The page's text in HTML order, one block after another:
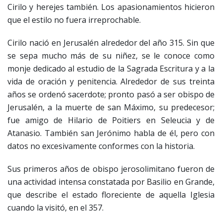
Cirilo y herejes también. Los apasionamientos hicieron
que el estilo no fuera irreprochable.
Cirilo nació en Jerusalén alrededor del año 315. Sin que
se sepa mucho más de su niñez, se le conoce como
monje dedicado al estudio de la Sagrada Escritura y a la
vida de oración y penitencia. Alrededor de sus treinta
años se ordenó sacerdote; pronto pasó a ser obispo de
Jerusalén, a la muerte de san Máximo, su predecesor;
fue amigo de Hilario de Poitiers en Seleucia y de
Atanasio. También san Jerónimo habla de él, pero con
datos no excesivamente conformes con la historia.
Sus primeros años de obispo jerosolimitano fueron de
una actividad intensa constatada por Basilio en Grande,
que describe el estado floreciente de aquella Iglesia
cuando la visitó, en el 357.